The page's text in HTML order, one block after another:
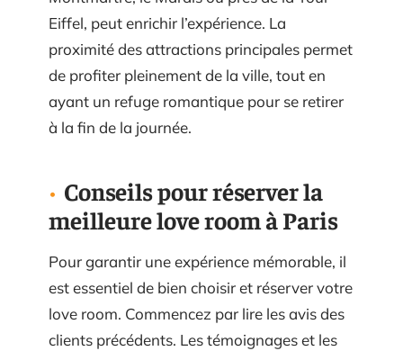
Eiffel, peut enrichir l’expérience. La
proximité des attractions principales permet
de profiter pleinement de la ville, tout en
ayant un refuge romantique pour se retirer
à la fin de la journée.
Conseils pour réserver la
meilleure love room à Paris
Pour garantir une expérience mémorable, il
est essentiel de bien choisir et réserver votre
love room. Commencez par lire les avis des
clients précédents. Les témoignages et les